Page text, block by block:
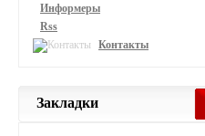
Информеры
Rss
Контакты
Закладки